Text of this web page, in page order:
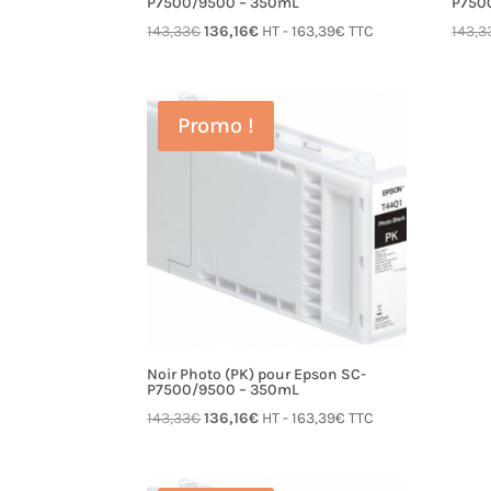
143,33€Le
était :
143,33€.
136,16€Le
est :
136,16€.
HT -163,39€ TTC
Promo !
Noir Photo (PK) pour Epson SC-
P7500/9500 – 350mL
143,33€Le
136,16€Le
HT -163,39€ TTC